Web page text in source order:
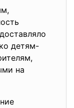
детям-
на